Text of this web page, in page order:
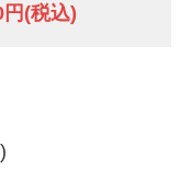
(税込)